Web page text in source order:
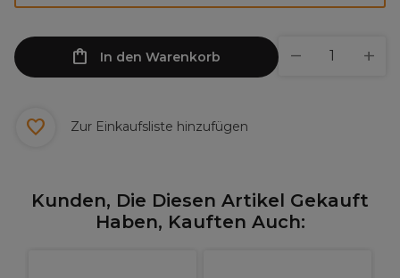
In den Warenkorb
Zur Einkaufsliste hinzufügen
Kunden, Die Diesen Artikel Gekauft
Haben, Kauften Auch: